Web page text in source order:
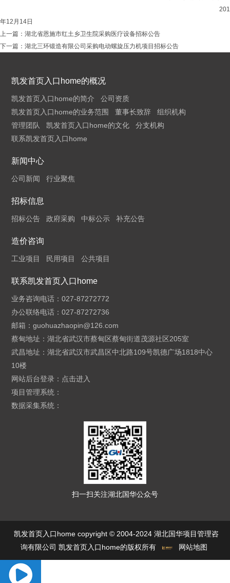
年12月14日
上一篇： 湖北省恩施市红土乡卫生院采购医疗设备招标公告
下一篇： 湖北三环锻造有限公司采购电动螺旋压力机项目招标公告
凯发首页入口home的概况
凯发首页入口home的简介
公司资质
凯发首页入口home的业务范围
董事长致辞
组织机构
管理团队
凯发首页入口home的文化
分支机构
联系凯发首页入口home
新闻中心
公司新闻 行业聚焦
招标信息
招标公告 政府采购 中标公示 补充公告
造价咨询
工业项目 民用项目 公共项目
联系凯发首页入口home
业务咨询电话：027-87272772
办公联络电话：027-87272736
邮箱：guohuazhaopin@126.com
蔡甸地址：湖北省武汉市蔡甸区蔡甸街道茂源社区205室
武昌地址：湖北省武汉市武昌区中北路109号凯德广场1818中心
10楼
网站后台登录： 点击进入
项目管理系统：
数据采集系统：
扫一扫关注湖北国华公众号
凯发首页入口home copyright © 2004-2024 湖北国华项目管理咨
询有限公司 凯发首页入口home的版权所有
网站地图